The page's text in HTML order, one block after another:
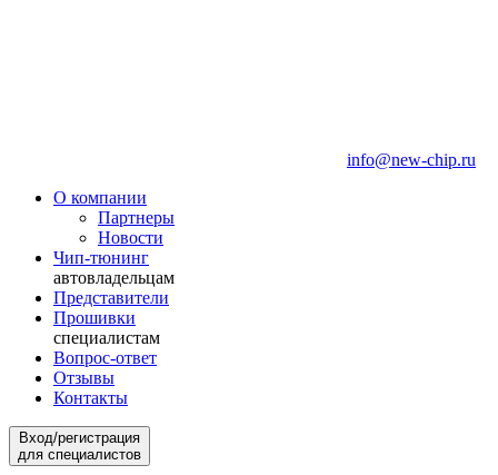
info@new-chip.ru
О компании
Партнеры
Новости
Чип-тюнинг
автовладельцам
Представители
Прошивки
специалистам
Вопрос-ответ
Отзывы
Контакты
Вход/регистрация
для специалистов